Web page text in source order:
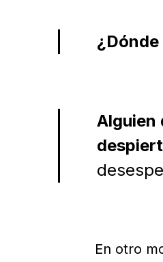
Alguien
En otro